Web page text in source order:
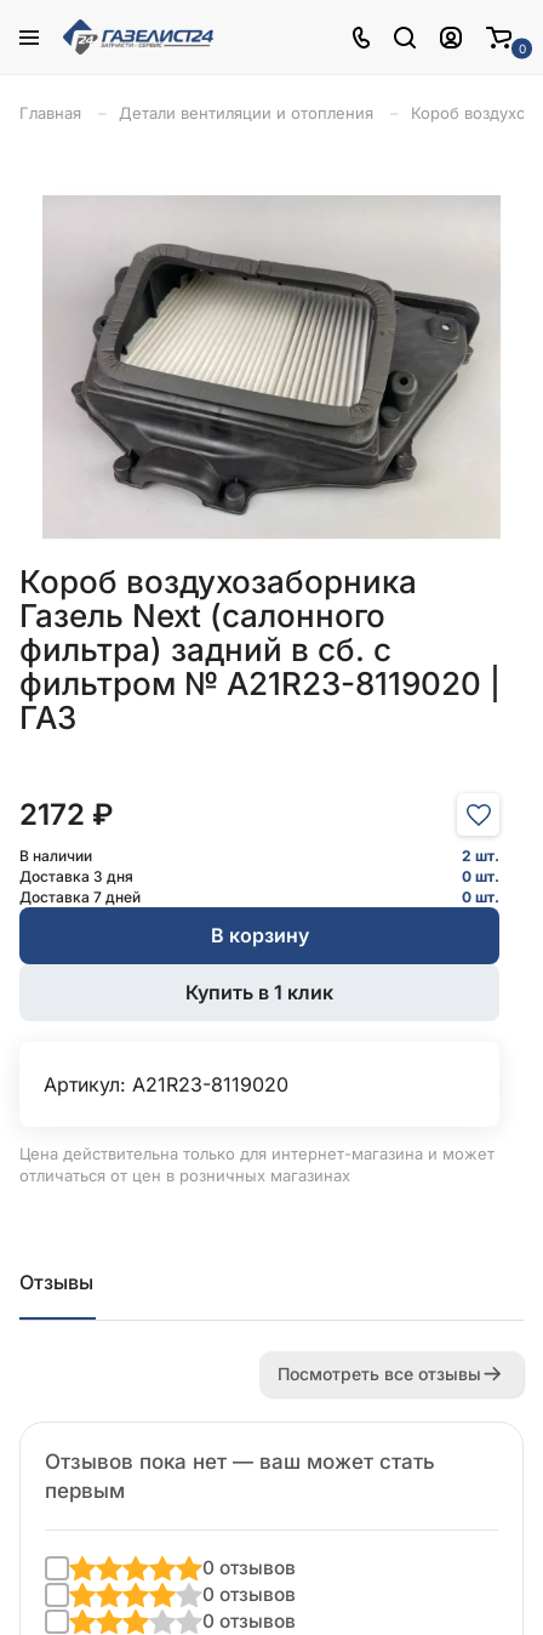
0
Главная Детали вентиляции и отопления Короб
Короб воздухозаборника
Газель Next (салонного
фильтра) задний в сб. с
фильтром № A21R23-8119020 |
ГАЗ
2172 ₽
В наличии
2 шт.
Доставка 3 дня
0 шт.
Доставка 7 дней
0 шт.
В корзину
Купить в 1 клик
Артикул: A21R23-8119020
Цена действительна только для интернет-магазина и может
отличаться от цен в розничных магазинах
Отзывы
Посмотреть все отзывы
Отзывов пока нет — ваш может стать
первым
0 отзывов
0 отзывов
0 отзывов